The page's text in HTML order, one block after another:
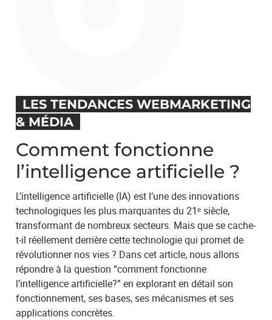
LES TENDANCES WEBMARKETING
& MÉDIA
Comment fonctionne
l’intelligence artificielle ?
L’intelligence artificielle (IA) est l’une des innovations
technologiques les plus marquantes du 21ᵉ siècle,
transformant de nombreux secteurs. Mais que se cache-
t-il réellement derrière cette technologie qui promet de
révolutionner nos vies ? Dans cet article, nous allons
répondre à la question “comment fonctionne
l’intelligence artificielle?” en explorant en détail son
fonctionnement, ses bases, ses mécanismes et ses
applications concrètes.